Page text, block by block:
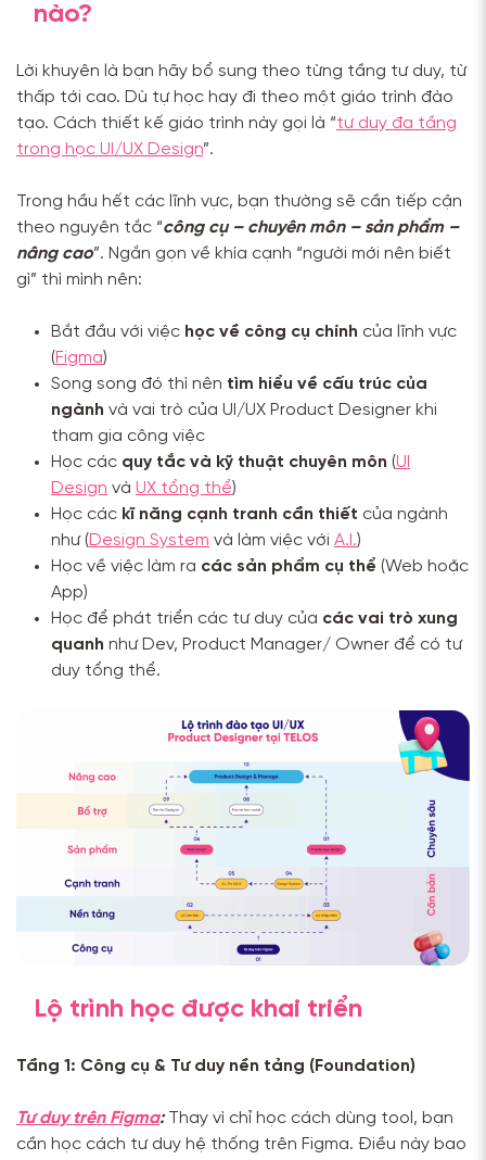
nào?
Lời khuyên là bạn hãy bổ sung theo từng tầng tư duy, từ
thấp tới cao. Dù tự học hay đi theo một giáo trình đào
tạo. Cách thiết kế giáo trình này gọi là “tư duy đa tầng
trong học UI/UX Design”.
Trong hầu hết các lĩnh vực, bạn thường sẽ cần tiếp cận
theo nguyên tắc “công cụ – chuyên môn – sản phẩm –
nâng cao”. Ngắn gọn về khía cạnh “người mới nên biết
gì” thì mình nên:
Bắt đầu với việc học về công cụ chính của lĩnh vực
(Figma)
Song song đó thì nên tìm hiểu về cấu trúc của
ngành và vai trò của UI/UX Product Designer khi
tham gia công việc
Học các quy tắc và kỹ thuật chuyên môn (UI
Design và UX tổng thể)
Học các kĩ năng cạnh tranh cần thiết của ngành
như (Design System và làm việc với A.I.)
Học về việc làm ra các sản phẩm cụ thể (Web hoặc
App)
Học để phát triển các tư duy của các vai trò xung
quanh như Dev, Product Manager/ Owner để có tư
duy tổng thể.
Lộ trình học được khai triển
Tầng 1: Công cụ & Tư duy nền tảng (Foundation)
Tư duy trên Figma:Thay vì chỉ học cách dùng tool, bạn
cần học cách tư duy hệ thống trên Figma. Điều này bao